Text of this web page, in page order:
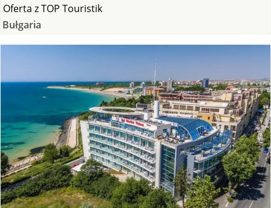
Oferta zTOP Touristik
Bułgaria